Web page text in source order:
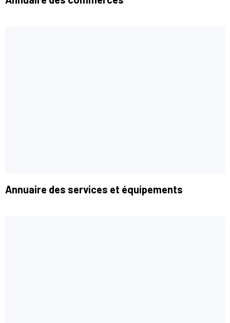
Annuaire des services et équipements